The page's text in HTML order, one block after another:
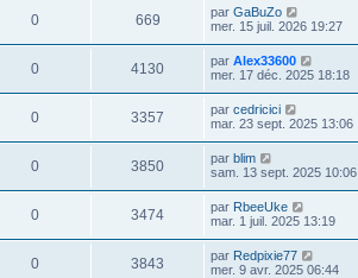
0 669 par GaBuZo
mer. 15 juil. 2026 19:27
0 4130 par Alex33600
mer. 17 déc. 2025 18:18
0 3357 par cedricici
mar. 23 sept. 2025 13:06
0 3850 par blim
sam. 13 sept. 2025 10:06
0 3474 par RbeeUke
mar. 1 juil. 2025 13:19
0 3843 par Redpixie77
mer. 9 avr. 2025 06:44